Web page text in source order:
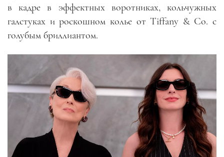
в кадре в эффектных воротниках, кольчужных
галстуках и роскошном колье от Tiffany & Co. с
голубым бриллиантом.